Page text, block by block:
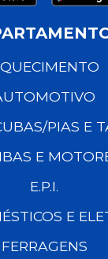
PIAS E
E
E.P.I.
E
FERRAGENS